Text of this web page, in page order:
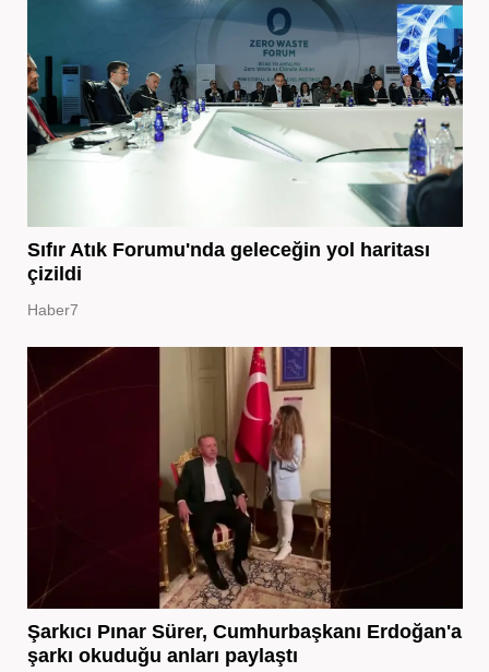
Sıfır Atık Forumu'nda geleceğin yol haritası
çizildi
Haber7
Şarkıcı Pınar Sürer, Cumhurbaşkanı Erdoğan'a
şarkı okuduğu anları paylaştı